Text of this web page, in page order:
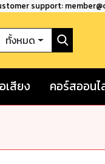
support:
ทั้งหมด
เสียง คอร์สออนไ